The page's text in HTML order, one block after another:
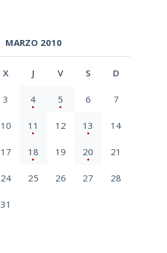
MARZO 2010
X J V S D
3 4 5 6 7
10 11 12 13 14
17 18 19 20 21
24 25 26 27 28
31